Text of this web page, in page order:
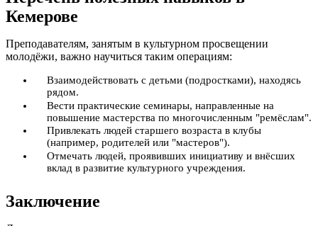
Кемерове
Преподавателям, занятым в культурном просвещении
молодёжи, важно научиться таким операциям:
Взаимодействовать с детьми (подростками), находясь
рядом.
Вести практические семинары, направленные на
повышение мастерства по многочисленным "ремёслам".
Привлекать людей старшего возраста в клубы
(например, родителей или "мастеров").
Отмечать людей, проявивших инициативу и внёсших
вклад в развитие культурного учреждения.
Заключение